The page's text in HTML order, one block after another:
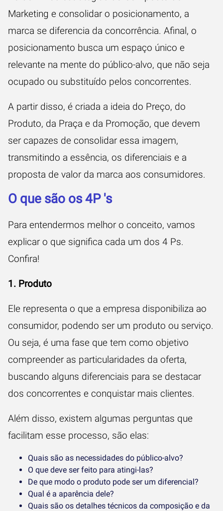
Marketing e consolidar o posicionamento, a
marca se diferencia da concorrência. Afinal, o
posicionamento busca um espaço único e
relevante na mente do público-alvo, que não seja
ocupado ou substituído pelos concorrentes.
A partir disso, é criada a ideia do Preço, do
Produto, da Praça e da Promoção, que devem
ser capazes de consolidar essa imagem,
transmitindo a essência, os diferenciais e a
proposta de valor da marca aos consumidores.
O que são os 4P 's
Para entendermos melhor o conceito, vamos
explicar o que significa cada um dos 4 Ps.
Confira!
1. Produto
Ele representa o que a empresa disponibiliza ao
consumidor, podendo ser um produto ou serviço.
Ou seja, é uma fase que tem como objetivo
compreender as particularidades da oferta,
buscando alguns diferenciais para se destacar
dos concorrentes e conquistar mais clientes.
Além disso, existem algumas perguntas que
facilitam esse processo, são elas:
Quais são as necessidades do público-alvo?
O que deve ser feito para atingi-las?
De que modo o produto pode ser um diferencial?
Qual é a aparência dele?
Quais são os detalhes técnicos da composição e da